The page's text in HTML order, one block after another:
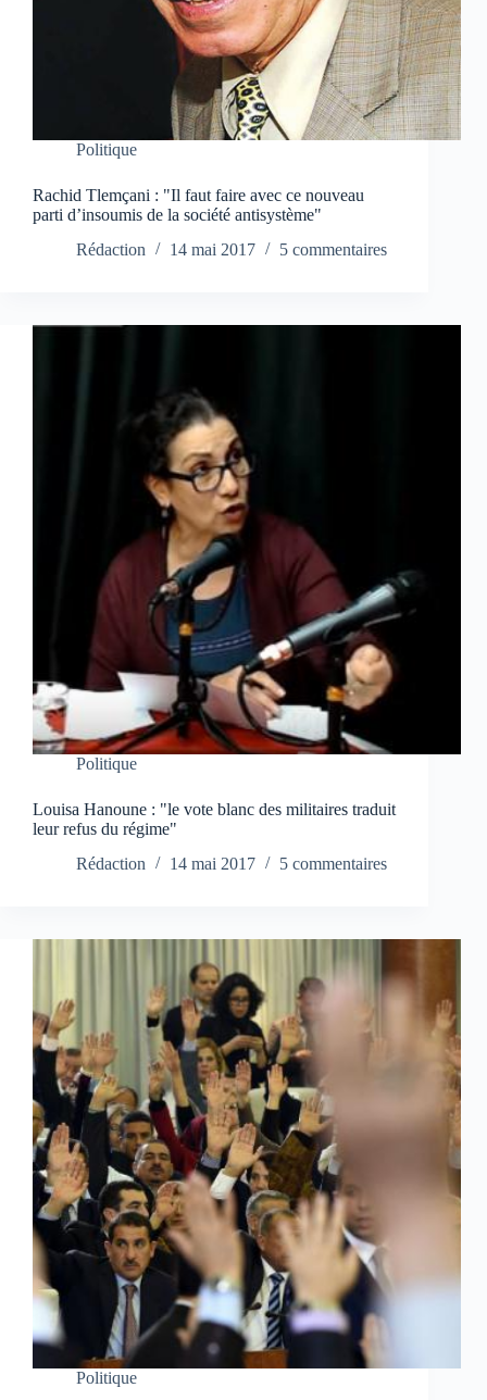
Politique
Rachid Tlemçani : "Il faut faire avec ce nouveau
parti d’insoumis de la société antisystème"
Rédaction
14 mai 2017 5 commentaires
Politique
Louisa Hanoune : "le vote blanc des militaires traduit
leur refus du régime"
Rédaction
14 mai 2017 5 commentaires
Politique